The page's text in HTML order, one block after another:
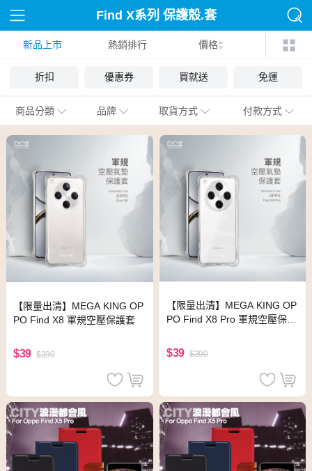
Find X系列 保護殼.套
新品上市 熱銷排行 價格
折扣 優惠券 買就送 免運
商品分類 品牌 取貨方式 付款方式
【限量出清】MEGA KING OP
PO Find X8 軍規空壓保護套
$39 $390
【限量出清】MEGA KING OP
PO Find X8 Pro 軍規空壓保護
$39 $390